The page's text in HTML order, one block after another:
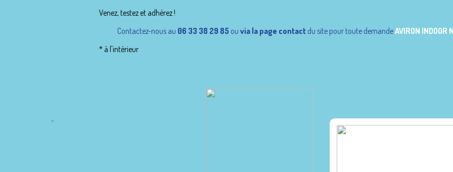
Venez, testez et adhérez !
Contactez-nous au 06 33 38 29 85 ou via la page contact du site pour toute demandeAVIRON INDOOR
* à l'intérieur